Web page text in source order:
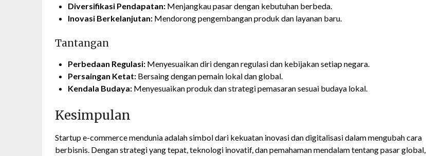
Diversifikasi Pendapatan: Menjangkau pasar dengan kebutuhan berbeda.
Inovasi Berkelanjutan: Mendorong pengembangan produk dan layanan baru.
Tantangan
Perbedaan Regulasi: Menyesuaikan diri dengan regulasi dan kebijakan setiap negara.
Persaingan Ketat: Bersaing dengan pemain lokal dan global.
Kendala Budaya: Menyesuaikan produk dan strategi pemasaran sesuai budaya lokal.
Kesimpulan
Startup e-commerce mendunia adalah simbol dari kekuatan inovasi dan digitalisasi dalam mengubah cara
berbisnis. Dengan strategi yang tepat, teknologi inovatif, dan pemahaman mendalam tentang pasar global,